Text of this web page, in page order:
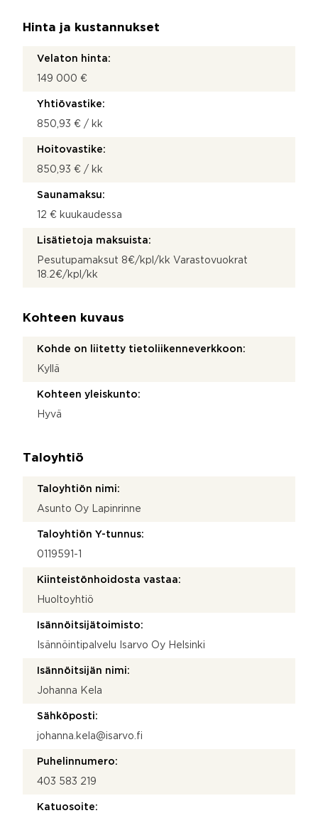
Hinta ja kustannukset
Velaton hinta:
149 000 €
Yhtiövastike:
850,93 € / kk
Hoitovastike:
850,93 € / kk
Saunamaksu:
12 € kuukaudessa
Lisätietoja maksuista:
Pesutupamaksut 8€/kpl/kk Varastovuokrat
18.2€/kpl/kk
Kohteen kuvaus
Kohde on liitetty tietoliikenneverkkoon:
Kyllä
Kohteen yleiskunto:
Hyvä
Taloyhtiö
Taloyhtiön nimi:
Asunto Oy Lapinrinne
Taloyhtiön Y-tunnus:
0119591-1
Kiinteistönhoidosta vastaa:
Huoltoyhtiö
Isännöitsijätoimisto:
Isännöintipalvelu Isarvo Oy Helsinki
Isännöitsijän nimi:
Johanna Kela
Sähköposti:
johanna.kela@isarvo.fi
Puhelinnumero:
403 583 219
Katuosoite: